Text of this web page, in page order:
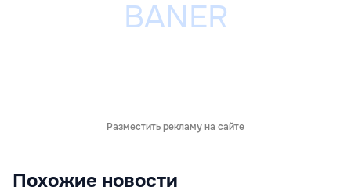
Разместить рекламу на сайте
Похожие новости